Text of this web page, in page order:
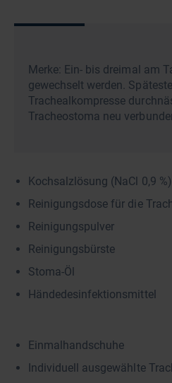
Merke: Ein- bis dreimal am
gewechselt werden.
Trachealkompresse
Tracheostoma neu
Kochsalzlösung (NaCl 0,9 %)
Reinigungsdose für die
Reinigungspulver
Reinigungsbürste
Stoma-Öl
Händedesinfektionsmittel
Einmalhandschuhe
Individuell ausgewählte